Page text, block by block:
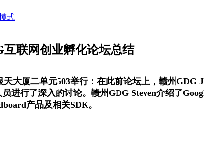
式
互联网创业孵化论坛总结
大厦二单元503举行：在此前论坛上， 赣州GDG
进行了深入的讨论。 赣州GDG Steven介绍了
产品及相关SDK。